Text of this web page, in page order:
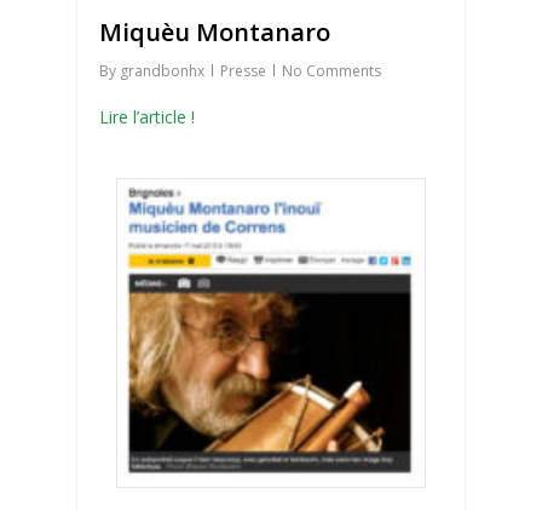
Miquèu Montanaro
By grandbonhx Presse No Comments
Lire l’article !